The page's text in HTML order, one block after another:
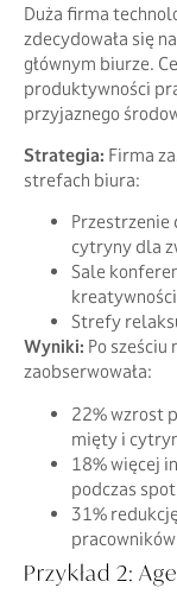
Duża firma
zdecydowała się
głównym biurze.
produktywności
przyjaznego
Strategia: Firma
strefach biura:
Przestrzenie
cytryny dla
Sale
kreatywności
Strefy
Wyniki: Po
zaobserwowała:
22% wzrost
mięty i
18% więcej
podczas
31%
Przykład 2: